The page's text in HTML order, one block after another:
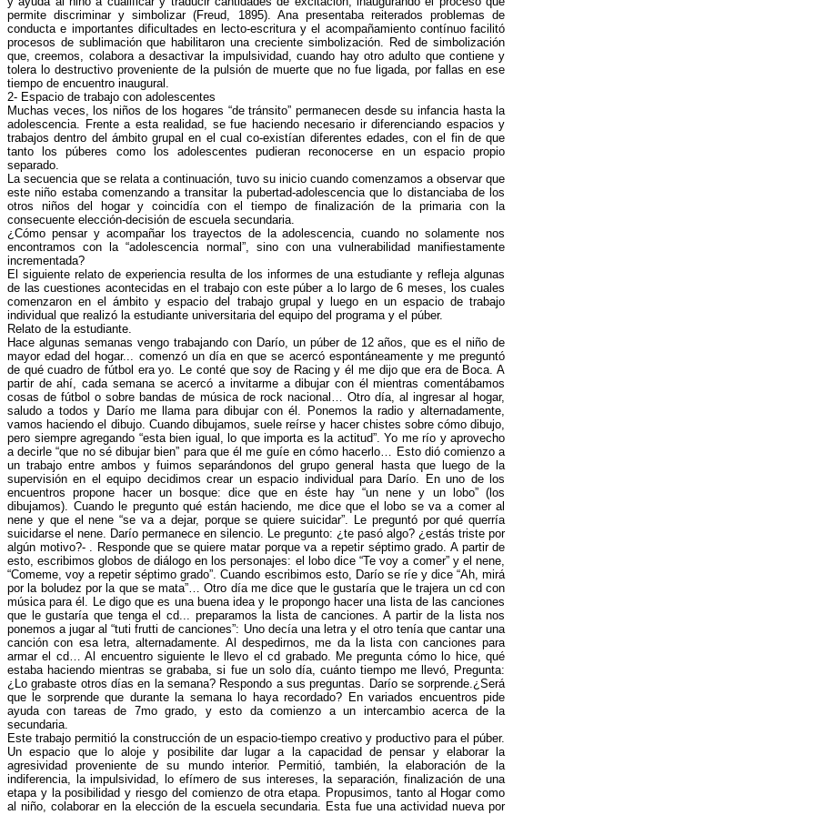
permite discriminar y simbolizar (Freud, 1895). Ana presentaba reiterados problemas de
conducta e importantes dificultades en lecto-escritura y el acompañamiento contínuo facilitó
procesos de sublimación que habilitaron una creciente simbolización. Red de simbolización
que, creemos, colabora a desactivar la impulsividad, cuando hay otro adulto que contiene y
tolera lo destructivo proveniente de la pulsión de muerte que no fue ligada, por fallas en ese
tiempo de encuentro inaugural.
2- Espacio de trabajo con adolescentes
Muchas veces, los niños de los hogares “de tránsito” permanecen desde su infancia hasta la
adolescencia. Frente a esta realidad, se fue haciendo necesario ir diferenciando espacios y
trabajos dentro del ámbito grupal en el cual co-existían diferentes edades, con el fin de que
tanto los púberes como los adolescentes pudieran reconocerse en un espacio propio
separado.
La secuencia que se relata a continuación, tuvo su inicio cuando comenzamos a observar que
este niño estaba comenzando a transitar la pubertad-adolescencia que lo distanciaba de los
otros niños del hogar y coincidía con el tiempo de finalización de la primaria con la
consecuente elección-decisión de escuela secundaria.
¿Cómo pensar y acompañar los trayectos de la adolescencia, cuando no solamente nos
encontramos con la “adolescencia normal”, sino con una vulnerabilidad manifiestamente
incrementada?
El siguiente relato de experiencia resulta de los informes de una estudiante y refleja algunas
de las cuestiones acontecidas en el trabajo con este púber a lo largo de 6 meses, los cuales
comenzaron en el ámbito y espacio del trabajo grupal y luego en un espacio de trabajo
individual que realizó la estudiante universitaria del equipo del programa y el púber.
Relato de la estudiante.
Hace algunas semanas vengo trabajando con Darío, un púber de 12 años, que es el niño de
mayor edad del hogar... comenzó un día en que se acercó espontáneamente y me preguntó
de qué cuadro de fútbol era yo. Le conté que soy de Racing y él me dijo que era de Boca. A
partir de ahí, cada semana se acercó a invitarme a dibujar con él mientras comentábamos
cosas de fútbol o sobre bandas de música de rock nacional… Otro día, al ingresar al hogar,
saludo a todos y Darío me llama para dibujar con él. Ponemos la radio y alternadamente,
vamos haciendo el dibujo. Cuando dibujamos, suele reírse y hacer chistes sobre cómo dibujo,
pero siempre agregando “esta bien igual, lo que importa es la actitud”. Yo me río y aprovecho
a decirle “que no sé dibujar bien” para que él me guíe en cómo hacerlo… Esto dió comienzo a
un trabajo entre ambos y fuimos separándonos del grupo general hasta que luego de la
supervisión en el equipo decidimos crear un espacio individual para Darío. En uno de los
encuentros propone hacer un bosque: dice que en éste hay “un nene y un lobo” (los
dibujamos). Cuando le pregunto qué están haciendo, me dice que el lobo se va a comer al
nene y que el nene “se va a dejar, porque se quiere suicidar”. Le preguntó por qué querría
suicidarse el nene. Darío permanece en silencio. Le pregunto: ¿te pasó algo? ¿estás triste por
algún motivo?- . Responde que se quiere matar porque va a repetir séptimo grado. A partir de
esto, escribimos globos de diálogo en los personajes: el lobo dice “Te voy a comer” y el nene,
“Comeme, voy a repetir séptimo grado”. Cuando escribimos esto, Darío se ríe y dice “Ah, mirá
por la boludez por la que se mata”… Otro día me dice que le gustaría que le trajera un cd con
música para él. Le digo que es una buena idea y le propongo hacer una lista de las canciones
que le gustaría que tenga el cd... preparamos la lista de canciones. A partir de la lista nos
ponemos a jugar al “tuti frutti de canciones”: Uno decía una letra y el otro tenía que cantar una
canción con esa letra, alternadamente. Al despedirnos, me da la lista con canciones para
armar el cd… Al encuentro siguiente le llevo el cd grabado. Me pregunta cómo lo hice, qué
estaba haciendo mientras se grababa, si fue un solo día, cuánto tiempo me llevó, Pregunta:
¿Lo grabaste otros días en la semana? Respondo a sus preguntas. Darío se sorprende.¿Será
que le sorprende que durante la semana lo haya recordado? En variados encuentros pide
ayuda con tareas de 7mo grado, y esto da comienzo a un intercambio acerca de la
secundaria.
Este trabajo permitió la construcción de un espacio-tiempo creativo y productivo para el púber.
Un espacio que lo aloje y posibilite dar lugar a la capacidad de pensar y elaborar la
agresividad proveniente de su mundo interior. Permitió, también, la elaboración de la
indiferencia, la impulsividad, lo efímero de sus intereses, la separación, finalización de una
etapa y la posibilidad y riesgo del comienzo de otra etapa. Propusimos, tanto al Hogar como
al niño, colaborar en la elección de la escuela secundaria. Esta fue una actividad nueva por